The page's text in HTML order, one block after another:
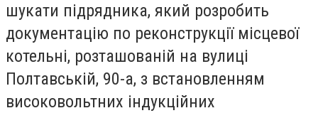
шукати підрядника, який розробить
документацію по реконструкції місцевої
котельні, розташованій на вулиці
Полтавській, 90-а, з встановленням
високовольтних індукційних